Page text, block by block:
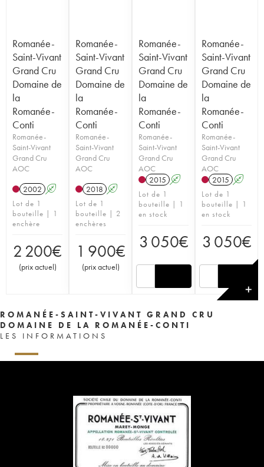
Romanée-
Saint-Vivant
Grand Cru
Domaine de
la
Romanée-
Conti
Romanée-
Saint-Vivant
Grand Cru
AOC
2002 A
Lot de 1
bouteille | 1
enchère
2 200€
(prix actuel)
Romanée-
Saint-Vivant
Grand Cru
Domaine de
la
Romanée-
Conti
Romanée-
Saint-Vivant
Grand Cru
AOC
2018 A
Lot de 1
bouteille | 2
enchères
1 900€
(prix actuel)
Romanée-
Saint-Vivant
Grand Cru
Domaine de
la
Romanée-
Conti
Romanée-
Saint-Vivant
Grand Cru
AOC
2015 A
Lot de 1
bouteille | 1
en stock
3 050€
Romanée-
Saint-Vivant
Grand Cru
Domaine de
la
Romanée-
Conti
Romanée-
Saint-Vivant
Grand Cru
AOC
2015 A
Lot de 1
bouteille | 1
en stock
3 050€
✕
ROMANÉE-SAINT-VIVANT GRAND CRU
DOMAINE DE LA ROMANÉE-CONTI
LES INFORMATIONS